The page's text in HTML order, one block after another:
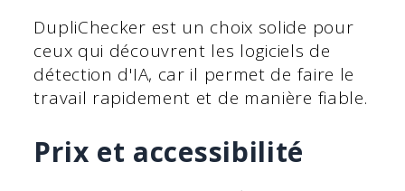
DupliChecker est un choix solide pour
ceux qui découvrent les logiciels de
détection d'IA, car il permet de faire le
travail rapidement et de manière fiable.
Prix et accessibilité